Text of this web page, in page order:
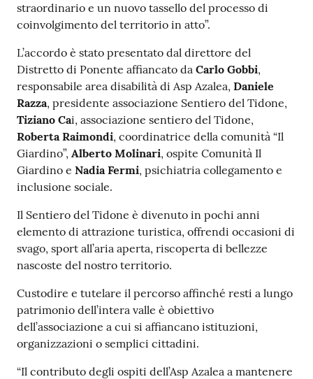
straordinario e un nuovo tassello del processo di
coinvolgimento del territorio in atto”.
L’accordo è stato presentato dal direttore del
Distretto di Ponente affiancato da Carlo Gobbi,
responsabile area disabilità di Asp Azalea, Daniele
Razza, presidente associazione Sentiero del Tidone,
Tiziano Cai, associazione sentiero del Tidone,
Roberta Raimondi, coordinatrice della comunità “Il
Giardino”, Alberto Molinari, ospite Comunità Il
Giardino e Nadia Fermi, psichiatria collegamento e
inclusione sociale.
Il Sentiero del Tidone è divenuto in pochi anni
elemento di attrazione turistica, offrendi occasioni di
svago, sport all’aria aperta, riscoperta di bellezze
nascoste del nostro territorio.
Custodire e tutelare il percorso affinché resti a lungo
patrimonio dell’intera valle è obiettivo
dell’associazione a cui si affiancano istituzioni,
organizzazioni o semplici cittadini.
“Il contributo degli ospiti dell’Asp Azalea a mantenere